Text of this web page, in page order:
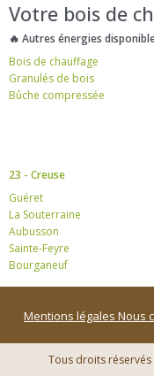
Votre bois de
🔥 Autres énergies
Bois de chauffage
Granulés de bois
Bûche compressée
23 - Creuse
Guéret
La Souterraine
Aubusson
Sainte-Feyre
Bourganeuf
Mentions légales Nous
Tous droits